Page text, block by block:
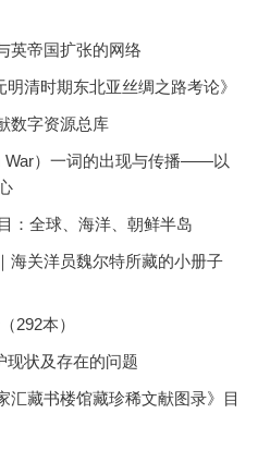
英帝国扩张的网络
清时期东北亚丝绸之路考论》
数字资源总库
War）一词的出现与传播——以
：全球、海洋、朝鲜半岛
海关洋员魏尔特所藏的小册子
292本）
现状及存在的问题
汇藏书楼馆藏珍稀文献图录》目